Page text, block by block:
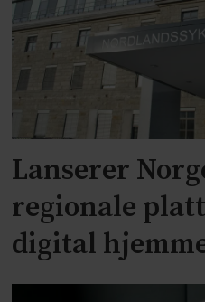
Lanserer
regionale
digital